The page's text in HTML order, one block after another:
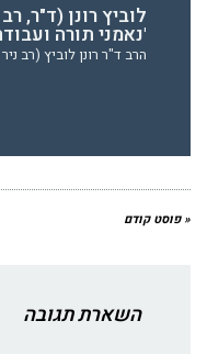
לוביץ רונן (ד"ר,
'נאמני תורה
הרב ד"ר רונן לוביץ (רב
« פוסט קודם
השארת תגובה